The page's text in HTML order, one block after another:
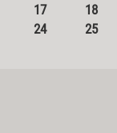
17
18
24
25